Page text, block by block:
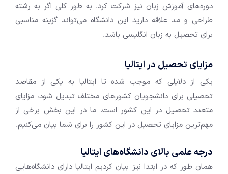
دوره‌های آموزش زبان نیز شرکت کرد. به طور کلی اگر به رشته
طراحی و مد علاقه دارید این دانشگاه می‌تواند گزینه مناسبی
برای تحصیل به زبان انگلیسی باشد.
مزایای تحصیل در ایتالیا
یکی از دلایلی که موجب شده تا ایتالیا به یکی از مقاصد
تحصیلی برای دانشجویان کشور‌های مختلف تبدیل شود، مزایای
متعدد تحصیل در این کشور است. ما در این بخش برخی از
مهم‌ترین مزایای تحصیل در این کشور را برای شما بیان می‌کنیم.
درجه علمی بالای دانشگاه‌های ایتالیا
همان طور که در ابتدا نیز بیان کردیم ایتالیا دارای دانشگاه‌هایی